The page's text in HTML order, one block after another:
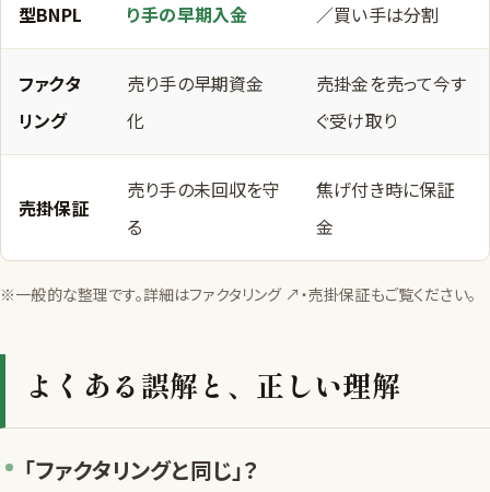
型BNPL
り手の早期入金
／買い手は分割
ファクタ
リング
売り手の早期資金
化
売掛金を売って今す
ぐ受け取り
売掛保証
売り手の未回収を守
る
焦げ付き時に保証
金
※一般的な整理です。詳細はファクタリング ↗・売掛保証もご覧ください。
よくある誤解と、正しい理解
「ファクタリングと同じ」？